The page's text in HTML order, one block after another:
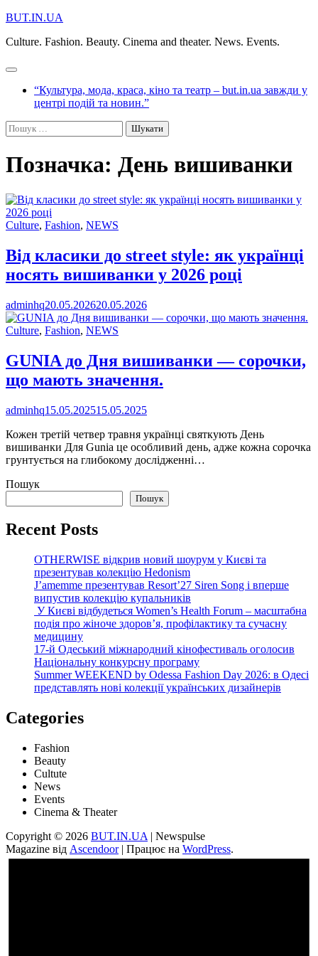
Перейти
вмісту
BUT.IN.UA
Culture. Fashion. Beauty. Cinema and theater. News. Events.
“Культура, мода, краса, кіно та театр – but.in.ua завжди у
центрі подій та новин.”
Пошук:
Позначка: День вишиванки
Culture, Fashion, NEWS
Від класики до street style: як українці
носять вишиванки у 2026 році
adminhq20.05.202620.05.2026
Culture, Fashion, NEWS
GUNIA до Дня вишиванки — сорочки,
що мають значення.
adminhq15.05.202515.05.2025
Кожен третій четвер травня українці святкують День
вишиванки Для Gunia це особливий день, адже кожна сорочка
грунтується на глибокому дослідженні…
Пошук
Пошук
Recent Posts
OTHERWISE відкрив новий шоурум у Києві та
презентував колекцію Hedonism
J’amemme презентував Resort’27 Siren Song і вперше
випустив колекцію купальників
У Києві відбудеться Women’s Health Forum – масштабна
подія про жіноче здоров’я, профілактику та сучасну
медицину
17-й Одеський міжнародний кінофестиваль оголосив
Національну конкурсну програму
Summer WEEKEND by Odessa Fashion Day 2026: в Одесі
представлять нові колекції українських дизайнерів
Categories
Fashion
Beauty
Cultute
News
Events
Cinema & Theater
Copyright © 2026 BUT.IN.UA | Newspulse
Magazine від Ascendoor| Працює на WordPress.